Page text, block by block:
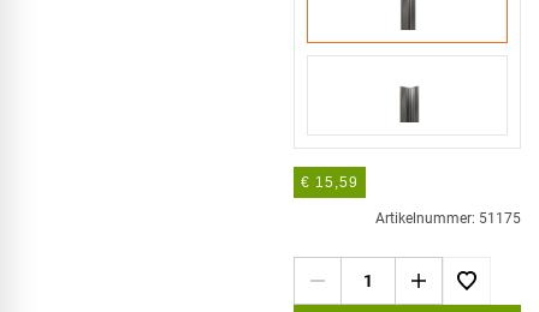
€ 15,59
Artikelnummer: 51175